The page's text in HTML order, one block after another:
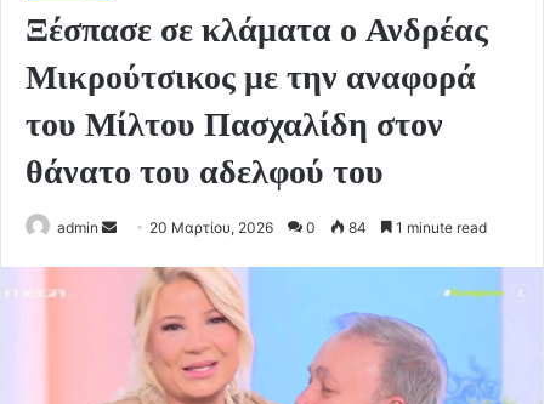
Ξέσπασε σε κλάματα ο Ανδρέας
Μικρούτσικος με την αναφορά
του Μίλτου Πασχαλίδη στον
θάνατο του αδελφού του
admin
Send
email
20 Μαρτίου, 2026 0 84 1 minute read